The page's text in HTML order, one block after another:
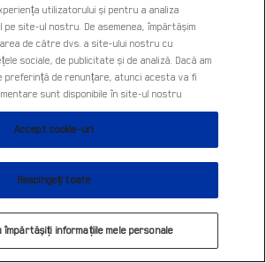
să iesiţi oricând din lista de distribuţie
din partea de sus a fiecărui buletin cu
utilizatorului și pentru a analiza
site-ul nostru. De asemenea, împărtășim
de către dvs. a site-ului nostru cu
sociale, de publicitate și de analiză. Dacă am
preferință de renunțare, atunci acesta va fi
sunt disponibile în site-ul nostru
împărtășiți informațiile mele personale
Respingeți toate
Accept cookie-uri